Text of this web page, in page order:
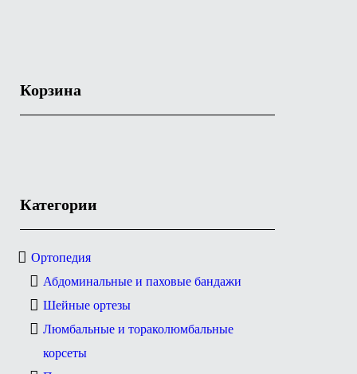
Корзина
Категории
Ортопедия
Абдоминальные и паховые бандажи
Шейные ортезы
Люмбальные и тораколюмбальные
корсеты